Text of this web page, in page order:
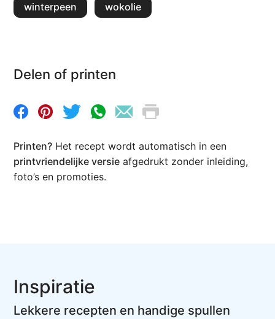
winterpeen wokolie
Delen of printen
Printen? Het recept wordt automatisch in een
printvriendelijke versie afgedrukt zonder inleiding,
foto’s en promoties.
Inspiratie
Lekkere recepten en handige spullen